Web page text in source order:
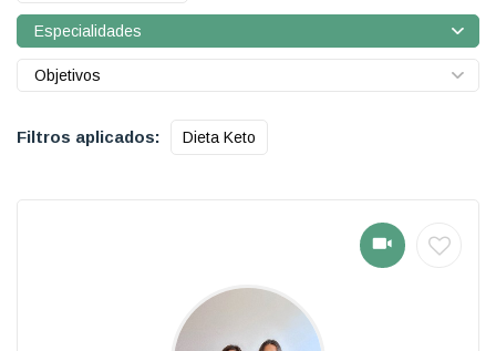
Especialidades
Objetivos
Filtros aplicados: Dieta Keto